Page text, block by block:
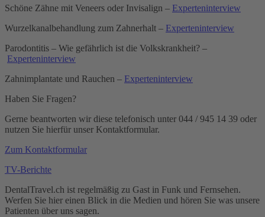
Schöne Zähne mit Veneers oder Invisalign – Experteninterview
Wurzelkanalbehandlung zum Zahnerhalt – Experteninterview
Parodontitis – Wie gefährlich ist die Volkskrankheit? –
Experteninterview
Zahnimplantate und Rauchen – Experteninterview
Haben Sie Fragen?
Gerne beantworten wir diese telefonisch unter 044 / 945 14 39 oder
nutzen Sie hierfür unser Kontaktformular.
Zum Kontaktformular
TV-Berichte
DentalTravel.ch ist regelmäßig zu Gast in Funk und Fernsehen.
Werfen Sie hier einen Blick in die Medien und hören Sie was unsere
Patienten über uns sagen.